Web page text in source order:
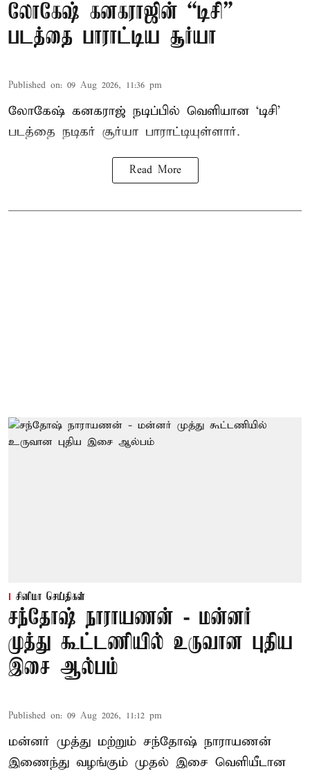
லோகேஷ் கனகராஜின் “டிசி”
படத்தை பாராட்டிய சூர்யா
Published on: 09 Aug 2026, 11:36 pm
லோகேஷ் கனகராஜ் நடிப்பில் வெளியான ‘டிசி’
படத்தை நடிகர் சூர்யா பாராட்டியுள்ளார்.
Read More
சினிமா செய்திகள்
சந்தோஷ் நாராயணன் - மன்னர்
முத்து கூட்டணியில் உருவான புதிய
இசை ஆல்பம்
Published on: 09 Aug 2026, 11:12 pm
மன்னர் முத்து மற்றும் சந்தோஷ் நாராயணன்
இணைந்து வழங்கும் முதல் இசை வெளியீடான